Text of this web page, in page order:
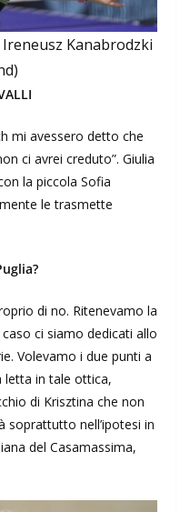
Kanabrodzki
mi avessero detto che
ci avrei creduto”. Giulia
la piccola Sofia
le trasmette
di no. Ritenevamo la
ci siamo dedicati allo
Volevamo i due punti a
letta in tale ottica,
di Krisztina che non
soprattutto nell’ipotesi in
del Casamassima,